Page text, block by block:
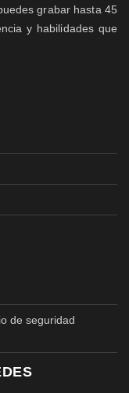
grabar hasta 45
y habilidades que
de seguridad